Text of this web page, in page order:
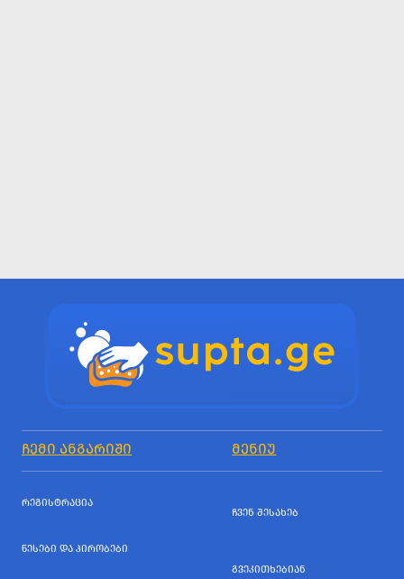
ᲩᲔᲛᲘ ᲐᲜᲒᲐᲠᲘᲨᲘ ᲛᲔᲜᲘᲣ
ᲠᲔᲒᲘᲡᲢᲠᲐᲪᲘᲐ
ᲬᲔᲡᲔᲑᲘ ᲓᲐ ᲞᲘᲠᲝᲑᲔᲑᲘ
ᲩᲕᲔᲜ ᲨᲔᲡᲐᲮᲔᲑ
ᲒᲕᲔᲙᲘᲗᲮᲔᲑᲘᲐᲜ